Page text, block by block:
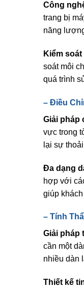
Công
trang bị
năng
Kiểm
soát môi
quá trình
– Điều
Giải pháp
vực trong
lại sự
Đa dạng
hợp với
giúp
– Tính
Giải pháp
cần một
nhiều dàn
Thiết kế